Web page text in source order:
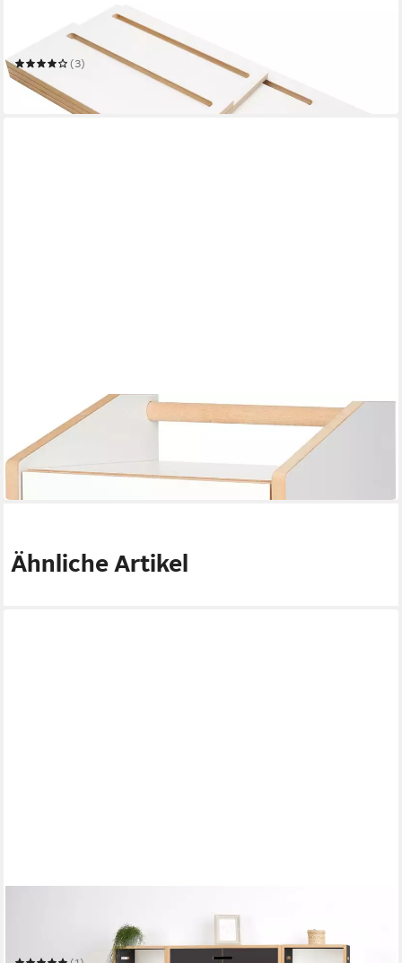
Stehpult tojo-pult
(3)
ab 73,34 €
in 5-6 Werktagen bei dir
Nachttisch Tojo-cargo nachttisch
39 x 47,6 x 40 cm
327,53 €
Ähnliche Artikel
Mehrzweckregal halbstark